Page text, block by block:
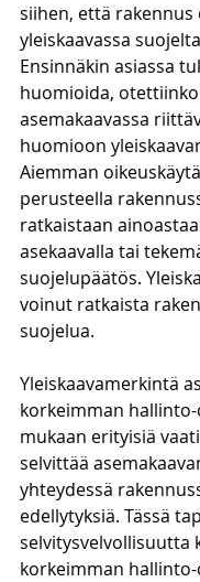
siihen, että
yleiskaavassa
Ensinnäkin asiassa
huomioida, otettiinko
asemakaavassa
huomioon
Aiemman
perusteella
ratkaistaan
asekaavalla tai
suojelupäätös.
voinut ratkaista
suojelua.
Yleiskaavamerkintä
korkeimman
mukaan erityisiä
selvittää
yhteydessä
edellytyksiä. Tässä
selvitysvelvollisuutta
korkeimman